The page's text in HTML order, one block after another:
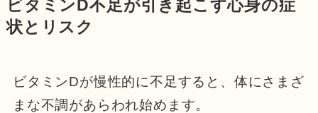
ビタミンD不足が引き起こす心身の症
状とリスク
ビタミンDが慢性的に不足すると、体にさまざ
まな不調があらわれ始めます。